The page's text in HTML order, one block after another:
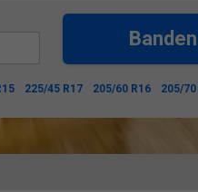
225/45 R17 205/60 R16 205/70